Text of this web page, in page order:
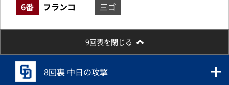
6番 フランコ 三ゴ
9回表を閉じる
8回裏 中日の攻撃